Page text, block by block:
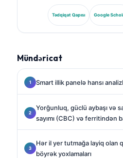
gətirir. Alman Klinik Kimya
prezidenti olaraq o,
biomarkerlərin
Tədqiqat Qapısı Google
Mündəricat
Smart illik panelə hansı
Yorğunluq, güclü aybaşı və
sayımı (CBC) və ferritindən
Hər il yer tutmağa layiq olan
böyrək yoxlamaları